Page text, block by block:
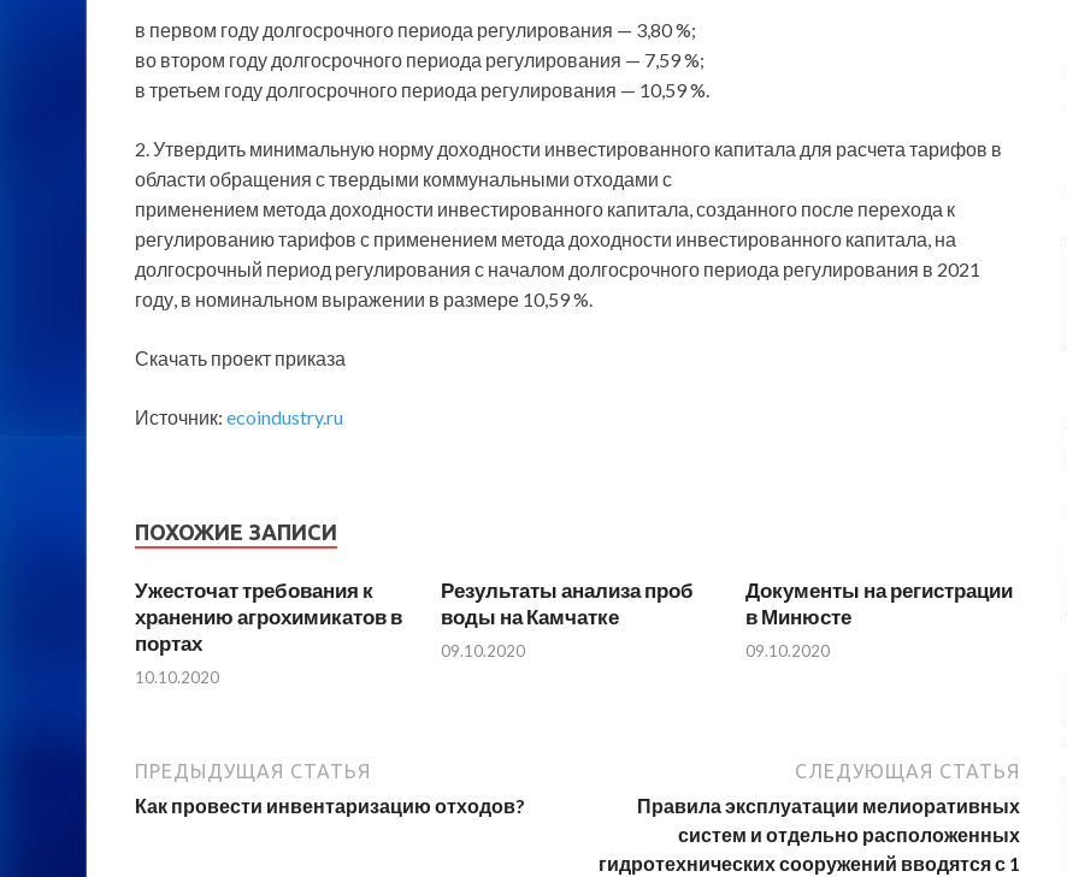
в первом году долгосрочного периода регулирования — 3,80 %;
во втором году долгосрочного периода регулирования — 7,59 %;
в третьем году долгосрочного периода регулирования — 10,59 %.
2. Утвердить минимальную норму доходности инвестированного капитала для расчета тарифов в
области обращения с твердыми коммунальными отходами с
применением метода доходности инвестированного капитала, созданного после перехода к
регулированию тарифов с применением метода доходности инвестированного капитала, на
долгосрочный период регулирования с началом долгосрочного периода регулирования в 2021
году, в номинальном выражении в размере 10,59 %.
Скачать проект приказа
Источник: ecoindustry.ru
ПОХОЖИЕ ЗАПИСИ
Ужесточат требования к
хранению агрохимикатов в
портах
10.10.2020
Результаты анализа проб
воды на Камчатке
09.10.2020
Документы на регистрации
в Минюсте
09.10.2020
ПРЕДЫДУЩАЯ СТАТЬЯ
Как провести инвентаризацию отходов?
СЛЕДУЮЩАЯ СТАТЬЯ
Правила эксплуатации мелиоративных
систем и отдельно расположенных
гидротехнических сооружений вводятся с 1